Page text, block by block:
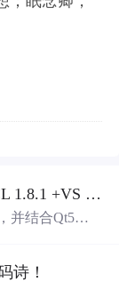
PCL综合开发（一）：Qt 5.14 + PCL 1.8.1 +VS 2017环境配置
并结合Qt5界
诗！